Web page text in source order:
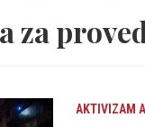
za
AKTIVIZAM